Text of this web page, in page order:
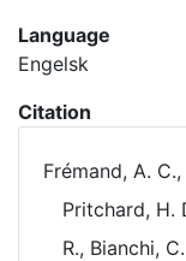
Language
Engelsk
Citation
Frémand, A.
Pritchard, H.
R., Bianchi,